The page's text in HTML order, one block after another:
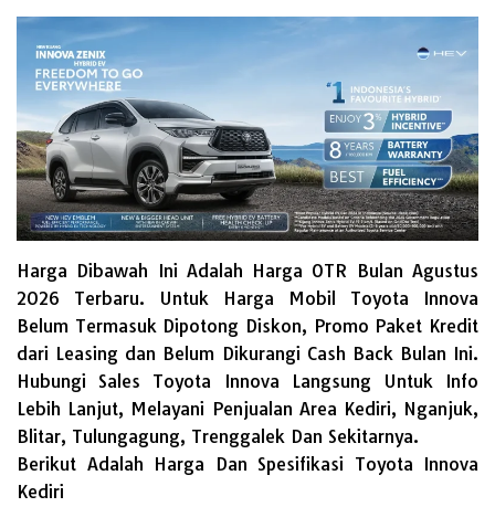
Harga Dibawah Ini Adalah Harga OTR Bulan Agustus
2026 Terbaru. Untuk Harga Mobil Toyota Innova
Belum Termasuk Dipotong Diskon, Promo Paket Kredit
dari Leasing dan Belum Dikurangi Cash Back Bulan Ini.
Hubungi Sales Toyota Innova Langsung Untuk Info
Lebih Lanjut, Melayani Penjualan Area Kediri, Nganjuk,
Blitar, Tulungagung, Trenggalek Dan Sekitarnya.
Berikut Adalah Harga Dan Spesifikasi Toyota Innova
Kediri